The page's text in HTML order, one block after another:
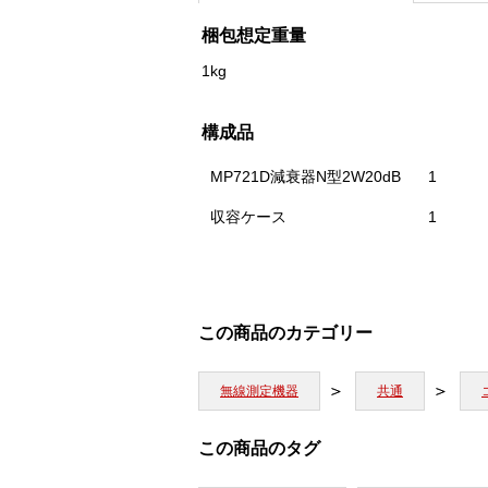
梱包想定重量
1kg
構成品
MP721D減衰器N型2W20dB 1
収容ケース 1
この商品のカテゴリー
無線測定機器 共通
この商品のタグ